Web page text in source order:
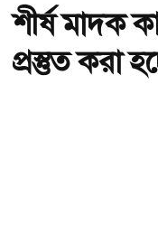
শীর্ষ মাদক
প্রস্তুত করা